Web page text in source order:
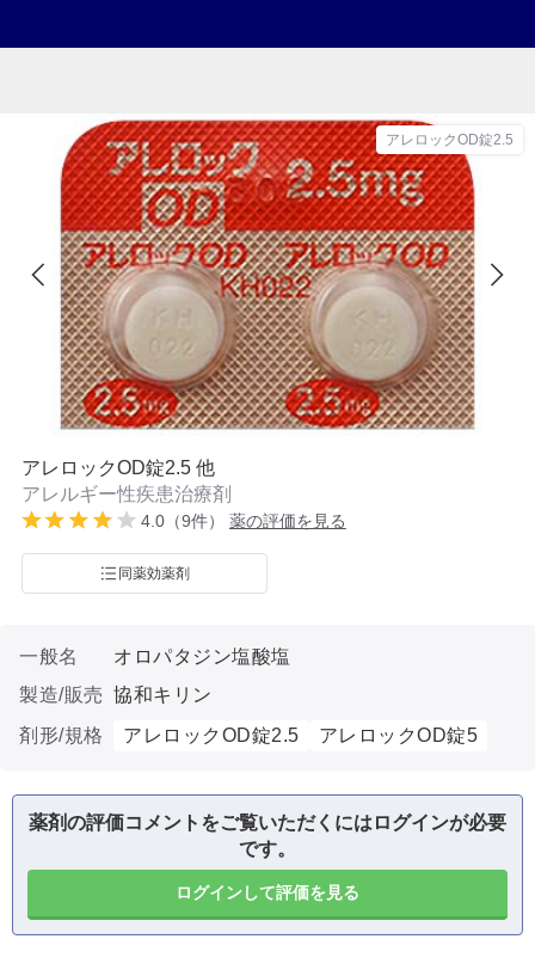
アレロックOD錠2.5
アレロックOD錠2.5 他
アレルギー性疾患治療剤
4.0（9件） 薬の評価を見る
同薬効薬剤
一般名
オロパタジン塩酸塩
製造/販売 協和キリン
剤形/規格
アレロックOD錠2.5 アレロックOD錠5
薬剤の評価コメントをご覧いただくにはログインが必要
です。
ログインして評価を見る